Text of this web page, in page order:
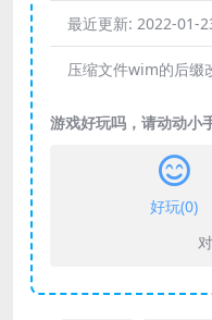
最近更新: 2022-01-
压缩文件wim的后缀
游戏好玩吗，请动动小
好玩(0)